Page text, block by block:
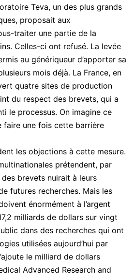
Teva, un des plus grands
proposait aux
traiter une partie de la
Celles-ci ont refusé. La levée
au génériqueur d’apporter sa
mois déjà. La France, en
quatre sites de production
du respect des brevets, qui a
le processus. On imagine ce
faire une fois cette barrière
les objections à cette mesure.
prétendent, par
des brevets nuirait à leurs
futures recherches. Mais les
énormément à l’argent
milliards de dollars sur vingt
dans des recherches qui ont
utilisées aujourd’hui par
le milliard de dollars
Advanced Research and